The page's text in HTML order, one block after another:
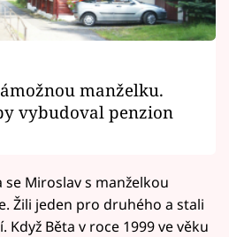
manželku.
vybudoval penzion
Miroslav s manželkou
Žili jeden pro druhého a stali
Když Běta v roce 1999 ve věku